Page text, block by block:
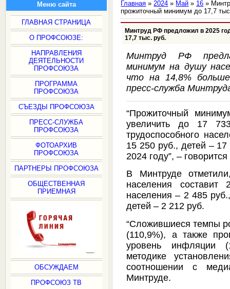
Меню сайта
ГЛАВНАЯ СТРАНИЦА
О ПРОФСОЮЗЕ:
НАПРАВЛЕНИЯ
ДЕЯТЕЛЬНОСТИ
ПРОФСОЮЗА
ПРОГРАММА
ПРОФСОЮЗА
СЪЕЗДЫ ПРОФСОЮЗА
ПРЕСС-СЛУЖБА
ПРОФСОЮЗА
ФОТОАРХИВ
ПРОФСОЮЗА
ПАРТНЕРЫ ПРОФСОЮЗА
ОБЩЕСТВЕННАЯ
ПРИЕМНАЯ
ОБСУЖДАЕМ
ПРОФСОЮЗ ТВ
Главная »2024 » Май » 16 »
прожиточный минимум до 17,7
Минтруд РФ предложил в 2025
17,7 тыс. руб.
Минтруд РФ
минимум на душу
что на 14,8%
пресс-служба
“Прожиточный
увеличить до 17
трудоспособного
15 250 руб., детей –
2024 году”, –
В Минтруде
населения составит
населения – 2 485
детей – 2 212 руб.
“Сложившиеся темпы
(110,9%), а также
уровень инфляции
методике
соотношении с
Минтруде.